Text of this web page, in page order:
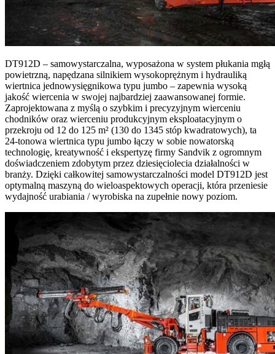
DT912D – samowystarczalna, wyposażona w system płukania mgłą
powietrzną, napędzana silnikiem wysokoprężnym i hydrauliką
wiertnica jednowysięgnikowa typu jumbo – zapewnia wysoką
jakość wiercenia w swojej najbardziej zaawansowanej formie.
Zaprojektowana z myślą o szybkim i precyzyjnym wierceniu
chodników oraz wierceniu produkcyjnym eksploatacyjnym o
przekroju od 12 do 125 m² (130 do 1345 stóp kwadratowych), ta
24-tonowa wiertnica typu jumbo łączy w sobie nowatorską
technologię, kreatywność i ekspertyzę firmy Sandvik z ogromnym
doświadczeniem zdobytym przez dziesięciolecia działalności w
branży. Dzięki całkowitej samowystarczalności model DT912D jest
optymalną maszyną do wieloaspektowych operacji, która przeniesie
wydajność urabiania / wyrobiska na zupełnie nowy poziom.